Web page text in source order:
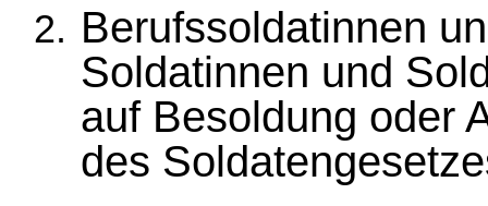
Berufssoldatinnen
Soldatinnen und
auf Besoldung oder
des